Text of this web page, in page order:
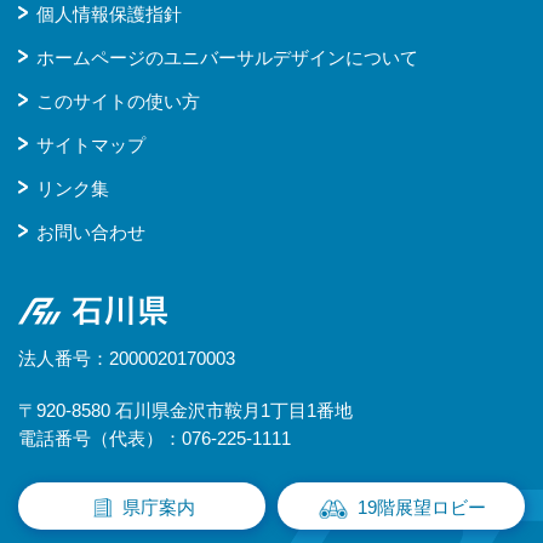
個人情報保護指針
ホームページのユニバーサルデザインについて
このサイトの使い方
サイトマップ
リンク集
お問い合わせ
石川県
法人番号：2000020170003
〒920-8580 石川県金沢市鞍月1丁目1番地
電話番号（代表）：076-225-1111
県庁案内 19階展望ロビー